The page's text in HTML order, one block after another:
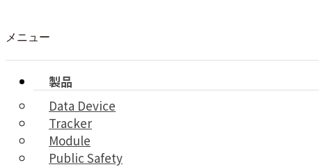
メニュー
製品
Data Device
Tracker
Module
Public Safety